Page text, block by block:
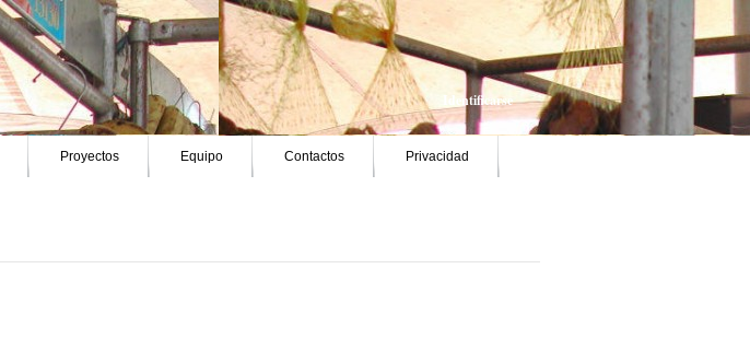
Identificarse
Proyectos Equipo Contactos Privacidad